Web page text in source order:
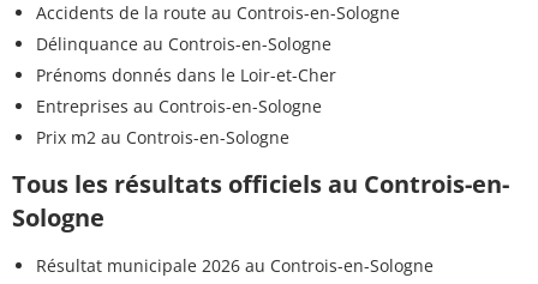
Accidents de la route au Controis-en-Sologne
Délinquance au Controis-en-Sologne
Prénoms donnés dans le Loir-et-Cher
Entreprises au Controis-en-Sologne
Prix m2 au Controis-en-Sologne
Tous les résultats officiels au Controis-en-
Sologne
Résultat municipale 2026 au Controis-en-Sologne